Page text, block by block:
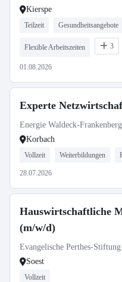
Kierspe
Teilzeit Gesundheitsangebote
Flexible Arbeitszeiten 3
01.08.2026
Experte
Energie Waldeck-
Korbach
Vollzeit Weiterbildungen
28.07.2026
Hauswirtschaftliche
(m/w/d)
Evangelische Perthes-
Soest
Vollzeit